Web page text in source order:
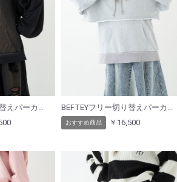
BEFTEYフリー切り替えパーカー（ブラック） BEFTEYフリー切り替えパーカー（ライトグレー）
おすすめ商品 ￥16,500